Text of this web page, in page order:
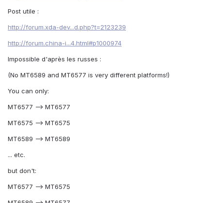
Post utile :
http://forum.xda-dev...d.php?t=2123239
http://forum.china-i...4.html#p1000974
Impossible d'après les russes :
(No MT6589 and MT6577 is very different platforms!)
You can only:
MT6577 --> MT6577
MT6575 --> MT6575
MT6589 --> MT6589
... etc.
but don't:
MT6577 --> MT6575